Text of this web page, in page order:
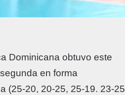
Dominicana obtuvo este
en forma
(25-20, 20-25, 25-19. 23-25